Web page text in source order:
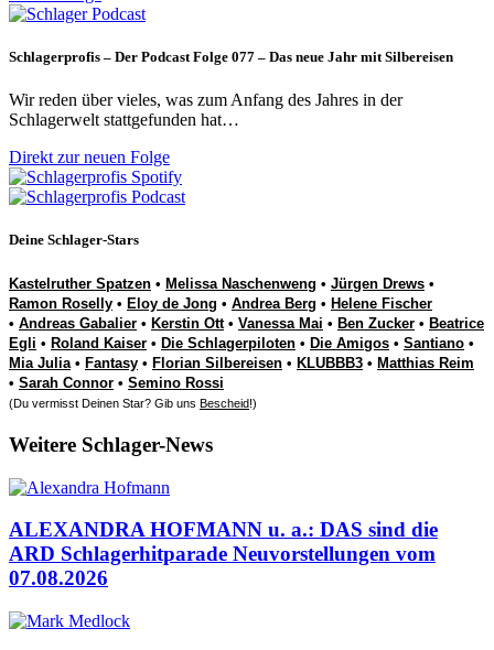
Schlagerprofis – Der Podcast Folge 077 – Das neue Jahr mit Silbereisen
Wir reden über vieles, was zum Anfang des Jahres in der
Schlagerwelt stattgefunden hat…
Direkt zur neuen Folge
Deine Schlager-Stars
Kastelruther Spatzen • Melissa Naschenweng • Jürgen Drews •
Ramon Roselly • Eloy de Jong • Andrea Berg • Helene Fischer
• Andreas Gabalier • Kerstin Ott• Vanessa Mai • Ben Zucker • Beatrice
Egli • Roland Kaiser • Die Schlagerpiloten • Die Amigos • Santiano •
Mia Julia• Fantasy • Florian Silbereisen • KLUBBB3 • Matthias Reim
• Sarah Connor • Semino Rossi
(Du vermisst Deinen Star? Gib uns Bescheid!)
Weitere Schlager-News
ALEXANDRA HOFMANN u. a.: DAS sind die
ARD Schlagerhitparade Neuvorstellungen vom
07.08.2026